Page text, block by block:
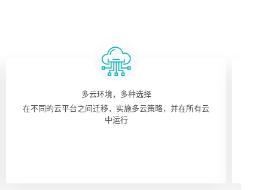
多云环境，多种选择
在不同的云平台之间迁移，实施多云策略，并在所有云
中运行